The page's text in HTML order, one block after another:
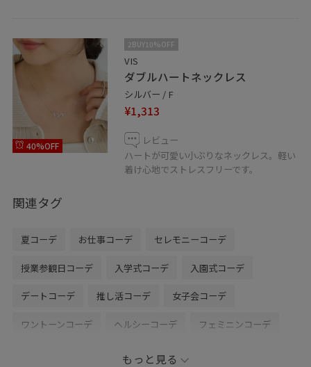
40%OFF
2BUY10%OFF
VIS
ダブルハートネックレス
シルバー / F
¥1,313
レビュー
ハートが可愛い小ぶりなネックレス。軽い
着け心地でストレスフリーです。
関連タグ
夏コーデ お仕事コーデ セレモニーコーデ
授業参観日コーデ 入学式コーデ 入園式コーデ
デートコーデ 推し活コーデ 女子会コーデ
ワントーンコーデ ヘルシーコーデ フェミニンコーデ
ナチュラル
もっと見る